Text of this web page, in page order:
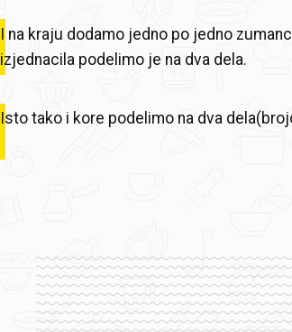
I na kraju dodamo jedno po jedno
izjednacila podelimo je na dva dela.
Isto tako i kore podelimo na dva